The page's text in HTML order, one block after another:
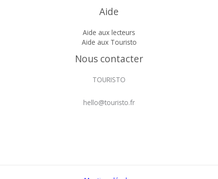
Aide
Aide aux lecteurs
Aide aux Touristo
Nous contacter
TOURISTO
hello@touristo.fr